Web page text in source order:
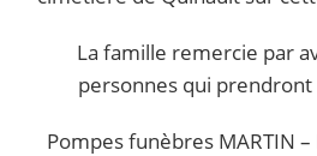
La famille remercie par
personnes qui prendront
Pompes funèbres MARTIN